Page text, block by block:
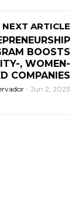
NEXT ARTICLE
BOOSTS
, WOMEN-
COMPANIES
- Jun 2, 2023